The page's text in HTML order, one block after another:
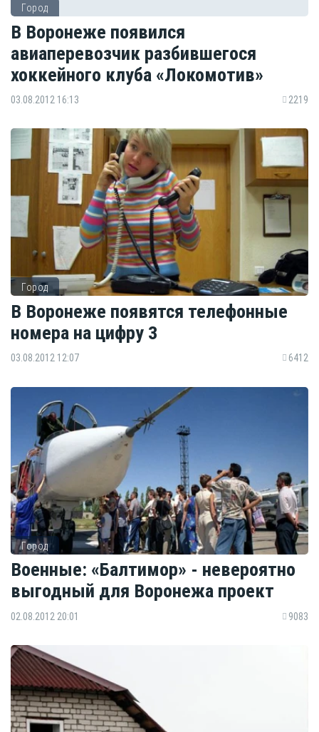
Город
В Воронеже появился
авиаперевозчик разбившегося
хоккейного клуба «Локомотив»
03.08.2012 16:13 2219
Город
В Воронеже появятся телефонные
номера на цифру 3
03.08.2012 12:07 6412
Город
Военные: «Балтимор» - невероятно
выгодный для Воронежа проект
02.08.2012 20:01 9083